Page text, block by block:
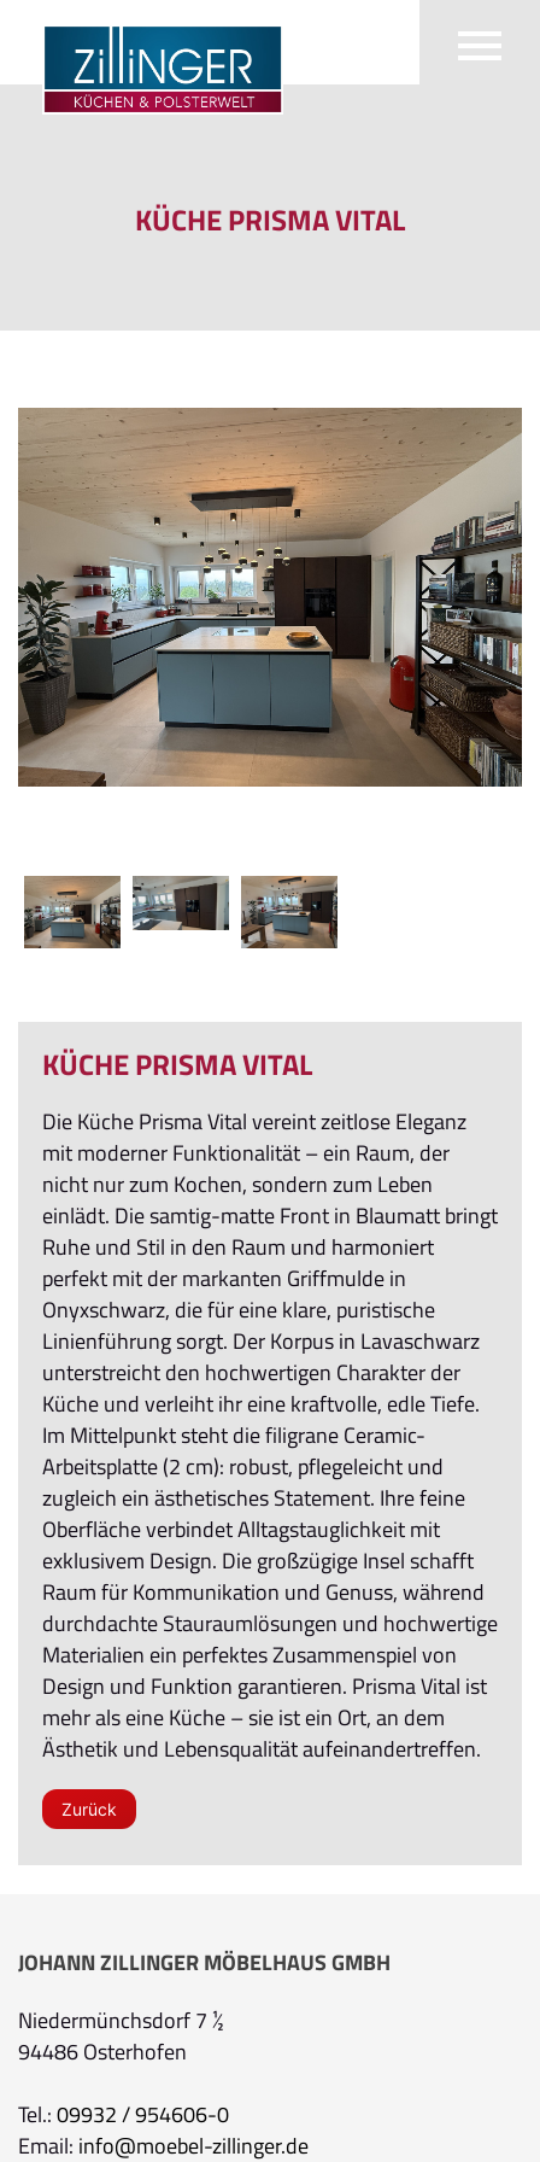
KÜCHE PRISMA VITAL
KÜCHE PRISMA VITAL
Die Küche Prisma Vital vereint zeitlose Eleganz
mit moderner Funktionalität – ein Raum, der
nicht nur zum Kochen, sondern zum Leben
einlädt. Die samtig-matte Front in Blaumatt bringt
Ruhe und Stil in den Raum und harmoniert
perfekt mit der markanten Griffmulde in
Onyxschwarz, die für eine klare, puristische
Linienführung sorgt. Der Korpus in Lavaschwarz
unterstreicht den hochwertigen Charakter der
Küche und verleiht ihr eine kraftvolle, edle Tiefe.
Im Mittelpunkt steht die filigrane Ceramic-
Arbeitsplatte (2 cm): robust, pflegeleicht und
zugleich ein ästhetisches Statement. Ihre feine
Oberfläche verbindet Alltagstauglichkeit mit
exklusivem Design. Die großzügige Insel schafft
Raum für Kommunikation und Genuss, während
durchdachte Stauraumlösungen und hochwertige
Materialien ein perfektes Zusammenspiel von
Design und Funktion garantieren. Prisma Vital ist
mehr als eine Küche – sie ist ein Ort, an dem
Ästhetik und Lebensqualität aufeinandertreffen.
Zurück
JOHANN ZILLINGER MÖBELHAUS GMBH
Niedermünchsdorf 7 ½
94486 Osterhofen
Tel.:09932 / 954606-0
Email: info@moebel-zillinger.de